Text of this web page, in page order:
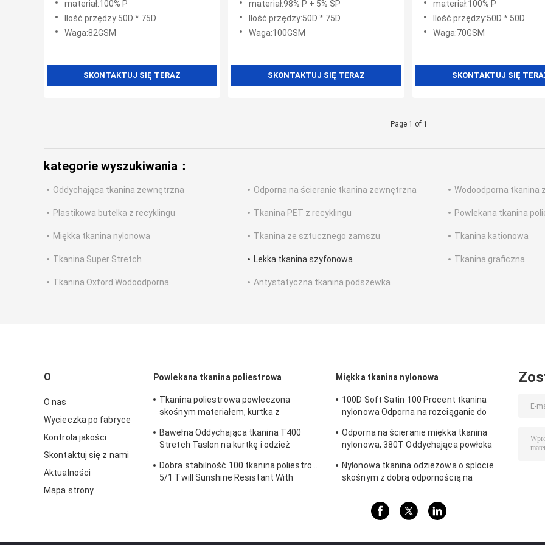
drapowaniu
materiał:100% P
Ilość przędzy:50D * 75D
Waga:82GSM
SKONTAKTUJ SIĘ TERAZ
materiał:98% P + 5% SP
Ilość przędzy:50D * 75D
Waga:100GSM
SKONTAKTUJ SIĘ TERAZ
materiał:100% P
Ilość przędzy:50D * 50D
Waga:70GSM
SKONTAKTUJ SIĘ
Page 1 of 1
kategorie wyszukiwania：
Oddychająca tkanina zewnętrzna Odporna na ścieranie tkanina zewnętrzna Wodoodporna tkanina
Plastikowa butelka z recyklingu Tkanina PET z recyklingu Powlekana tkanina
Miękka tkanina nylonowa Tkanina ze sztucznego zamszu Tkanina kationowa
Tkanina Super Stretch Lekka tkanina szyfonowa Tkanina graficzna
Tkanina Oxford Wodoodporna Antystatyczna tkanina podszewka
O
O nas
Wycieczka po fabryce
Kontrola jakości
Skontaktuj się z nami
Aktualności
Mapa strony
Powlekana tkanina poliestrowa
Tkanina poliestrowa powleczona
skośnym materiałem, kurtka z
wodoodpornego
Bawełna Oddychająca tkanina T400
Stretch Taslon na kurtkę i odzież
Dobra stabilność 100 tkanina poliestrowa
5/1 Twill Sunshine Resistant With
Miękka tkanina nylonowa
100D Soft Satin 100 Procent tkanina
nylonowa Odporna na rozciąganie do
Odporna na ścieranie miękka tkanina
nylonowa, 380T Oddychająca powłoka
Nylonowa tkanina odzieżowa o splocie
skośnym z dobrą odpornością na